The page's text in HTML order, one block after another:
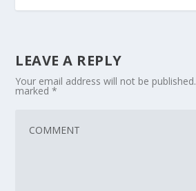
LEAVE A REPLY
Your email address will not be published.
marked*